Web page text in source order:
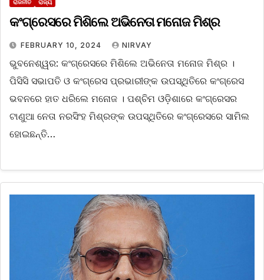
ରାଜନୀତି ରାଜ୍ୟ
କଂଗ୍ରେସରେ ମିଶିଲେ ଅଭିନେତା ମନୋଜ ମିଶ୍ର
FEBRUARY 10, 2024 NIRVAY
ଭୁବନେଶ୍ୱର: କଂଗ୍ରେସରେ ମିଶିଲେ ଅଭିନେତା ମନୋଜ ମିଶ୍ର ।
ପିସିସି ସଭାପତି ଓ କଂଗ୍ରେସ ପ୍ରଭାରୀଙ୍କ ଉପସ୍ଥିତିରେ କଂଗ୍ରେସ
ଭବନରେ ହାତ ଧରିଲେ ମନୋଜ । ପଶ୍ଚିମ ଓଡ଼ିଶାରେ କଂଗ୍ରେସର
ଟାଣୁଆ ନେତା ନରସିଂହ ମିଶ୍ରଙ୍କ ଉପସ୍ଥିତିରେ କଂଗ୍ରେସରେ ସାମିଲ
ହୋଇଛନ୍ତି…